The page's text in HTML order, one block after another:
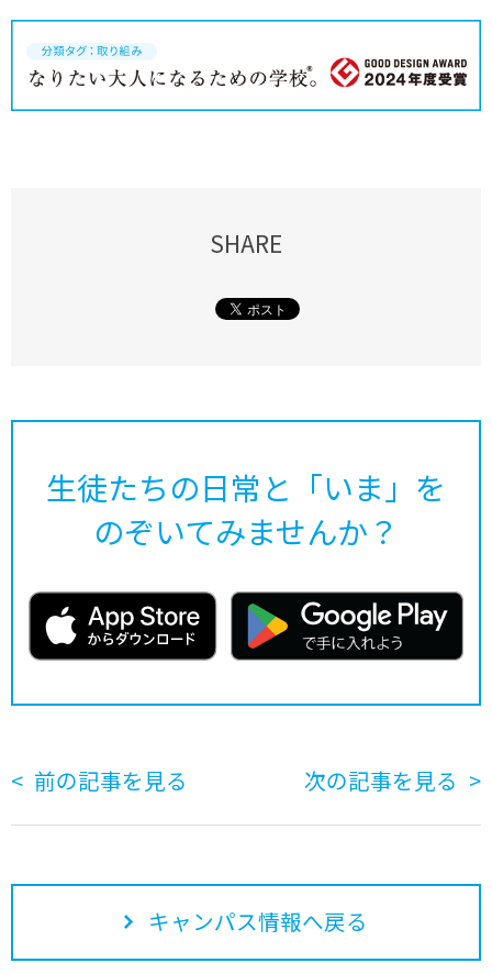
SHARE
生徒たちの日常と「いま」を
のぞいてみませんか？
前の記事を見る 次の記事を見る
キャンパス情報へ戻る